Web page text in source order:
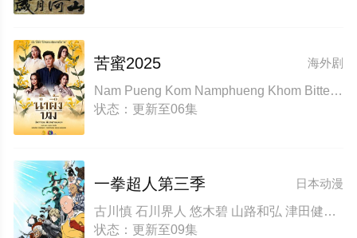
海外剧
苦蜜2025
Nam Pueng Kom Namphueng Khom Bitter Honey A Bitter Honeymoon
状态：更新至06集
日本动漫
一拳超人第三季
古川慎 石川界人 悠木碧 山路和弘 津田健次郎 高山南 安元洋贵 樱井孝宏 浪川大辅 日野聪 鸟海浩辅 小野坂昌也 宫野真守 早见沙织 绿川光 斧笃 子安武人
状态：更新至09集